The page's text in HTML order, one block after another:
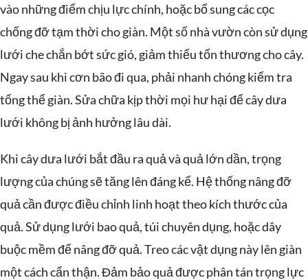
vào những điểm chịu lực chính, hoặc bổ sung các cọc
chống đỡ tạm thời cho giàn. Một số nhà vườn còn sử dụng
lưới che chắn bớt sức gió, giảm thiểu tổn thương cho cây.
Ngay sau khi cơn bão đi qua, phải nhanh chóng kiểm tra
tổng thể giàn. Sửa chữa kịp thời mọi hư hại để cây dưa
lưới không bị ảnh hưởng lâu dài.
Khi cây dưa lưới bắt đầu ra quả và quả lớn dần, trọng
lượng của chúng sẽ tăng lên đáng kể. Hệ thống nâng đỡ
quả cần được điều chỉnh linh hoạt theo kích thước của
quả. Sử dụng lưới bao quả, túi chuyên dụng, hoặc dây
buộc mềm để nâng đỡ quả. Treo các vật dụng này lên giàn
một cách cẩn thận. Đảm bảo quả được phân tán trọng lực